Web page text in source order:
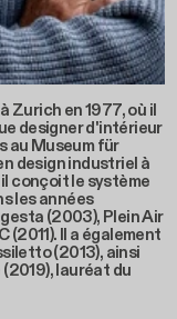
Zurich en 1977, où il
designer d'intérieur
au Museum für
design industriel à
conçoit le système
les années
(2003), Plein Air
Il a également
(2013), ainsi
lauréat du